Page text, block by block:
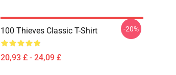
100 Thieves Classic T-Shirt
20,93 £ - 24,09 £
-20%